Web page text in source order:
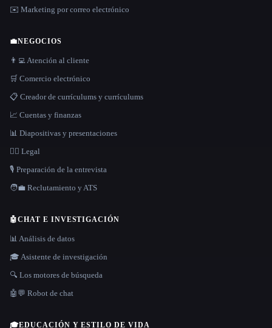
✉️ Marketing por correo electrónico
💼NEGOCIOS
👨‍💻 Atención al cliente
🛒 Comercio electrónico
📋 Creador de currículums y currículums
📈 Cuentas y finanzas
📊 Diapositivas y presentaciones
👩‍⚖️ Legal
🎙️ Preparación de la entrevista
🧑‍💼 Reclutamiento y ATS
🤖CHAT E INVESTIGACIÓN
📊 Análisis de datos
🎓 Asistente de investigación
🔍 Los motores de búsqueda
🤖💬 Robot de chat
🎓EDUCACIÓN Y ESTILO DE VIDA